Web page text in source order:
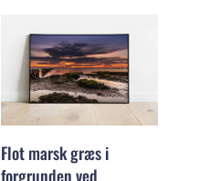
Flot marsk græs i
forgrunden ved